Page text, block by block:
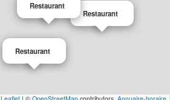
Restaurant
Restaurant
Restaurant